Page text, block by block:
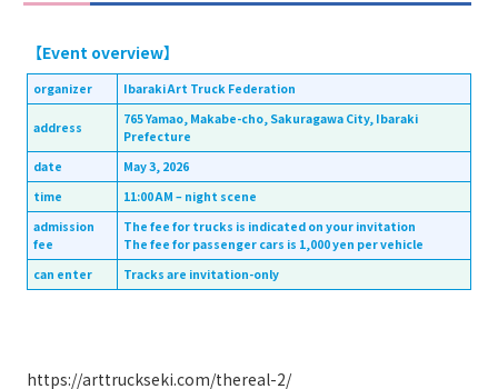
【Event overview】
organizer Ibaraki Art Truck Federation
address
765 Yamao, Makabe-cho, Sakuragawa City, Ibaraki
Prefecture
date
May 3, 2026
time
11:00 AM – night scene
admission
fee
The fee for trucks is indicated on your invitation
The fee for passenger cars is 1,000 yen per vehicle
can enter
Tracks are invitation-only
https://arttruckseki.com/thereal-2/